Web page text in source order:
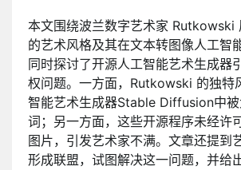
本文围绕波兰数字艺术家 Rutkowski
的艺术风格及其在文本转图像人工智
同时探讨了开源人工智能艺术生成器
权问题。一方面，Rutkowski 的独特
智能艺术生成器Stable Diffusion中
词；另一方面，这些开源程序未经许
图片，引发艺术家不满。文章还提到
形成联盟，试图解决这一问题，并给